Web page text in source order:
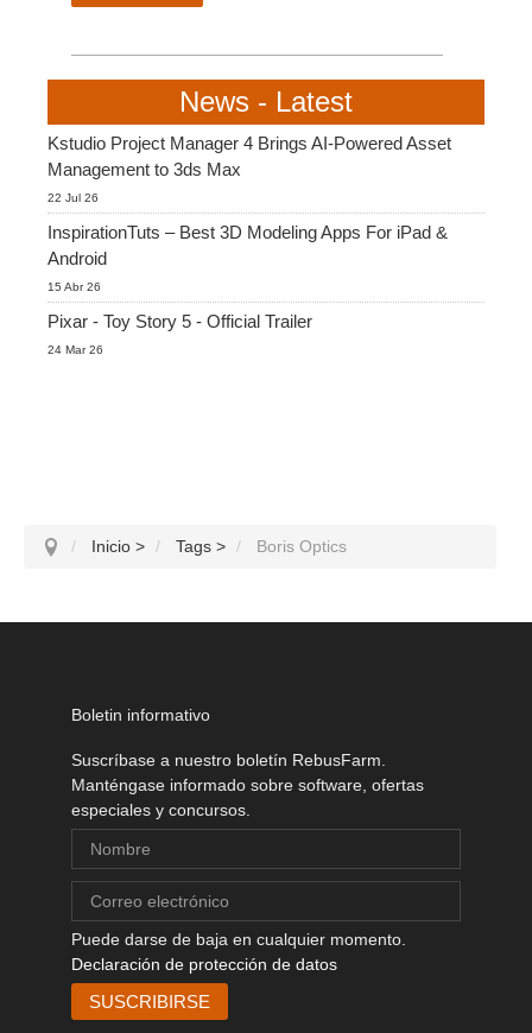
News - Latest
Kstudio Project Manager 4 Brings AI-Powered Asset
Management to 3ds Max
22 Jul 26
InspirationTuts – Best 3D Modeling Apps For iPad &
Android
15 Abr 26
Pixar - Toy Story 5 - Official Trailer
24 Mar 26
Inicio > Tags > Boris Optics
Boletin informativo
Suscríbase a nuestro boletín RebusFarm.
Manténgase informado sobre software, ofertas
especiales y concursos.
Puede darse de baja en cualquier momento.
Declaración de protección de datos